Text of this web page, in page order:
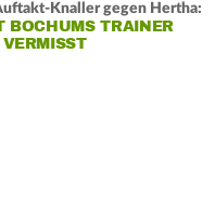
Knaller gegen Hertha:
BOCHUMS TRAINER